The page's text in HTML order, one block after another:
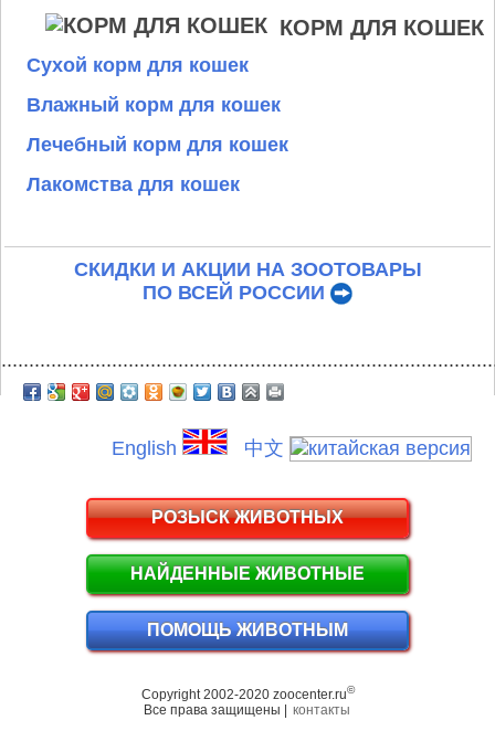
КОРМ ДЛЯ КОШЕК
Сухой корм для кошек
Влажный корм для кошек
Лечебный корм для кошек
Лакомства для кошек
СКИДКИ И АКЦИИ НА ЗООТОВАРЫ
ПО ВСЕЙ РОССИИ
English 中文
РОЗЫСК ЖИВОТНЫХ
НАЙДЕННЫЕ ЖИВОТНЫЕ
ПОМОЩЬ ЖИВОТНЫМ
Copyright 2002-2020 zoocenter.ru©
Все права защищены | контакты